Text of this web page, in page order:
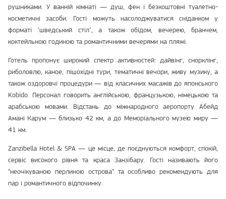
рушниками. У ванній кімнаті — душ, фен і безкоштовні туалетно-
косметичні засоби. Гості можуть насолоджуватися сніданком у
форматі "шведський стіл", а також обідом, вечерею, бранчем,
коктейльною годиною та романтичними вечерями на пляжі.
Готель пропонує широкий спектр активностей: дайвінг, снорклінг,
риболовлю, каное, пішохідні тури, тематичні вечори, живу музику, а
також оздоровчі процедури — від класичних масажів до японського
Kobido. Персонал говорить англійською, французькою, німецькою та
арабською мовами. Відстань до міжнародного аеропорту Абейд
Амані Карум — близько 42 км, а до Меморіального музею миру —
41 км.
Zanzibella Hotel & SPA — це місце, де поєднуються комфорт, спокій,
сервіс високого рівня та краса Занзібару. Гості називають його
“неочікуваною перлиною острова” та особливо рекомендують для
пар і романтичного відпочинку.